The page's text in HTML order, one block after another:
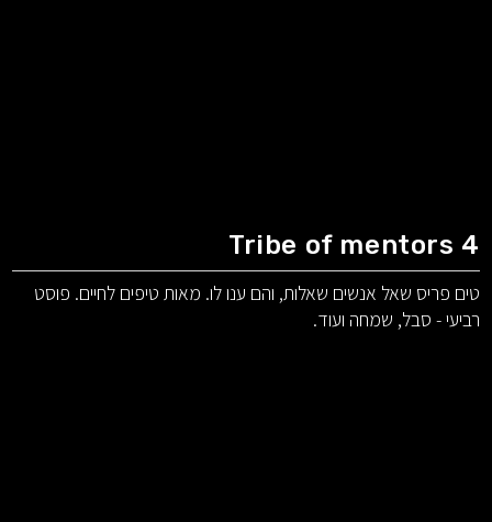
Tribe of mentors 4
טים פריס שאל אנשים שאלות, והם ענו לו. מאות טיפים לחיים. פוסט
רביעי - סבל, שמחה ועוד.